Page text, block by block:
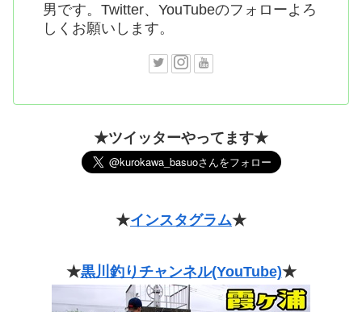
男です。Twitter、YouTubeのフォローよろ
しくお願いします。
★ツイッターやってます★
★インスタグラム★
★黒川釣りチャンネル(YouTube)★